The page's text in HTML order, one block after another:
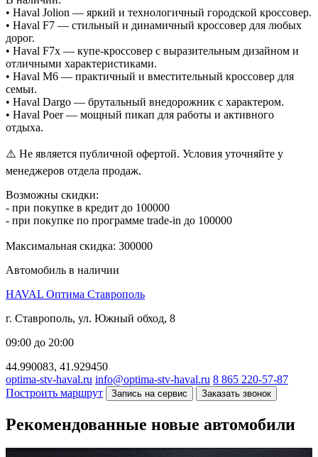
• Haval Jolion — яркий и технологичный городской кроссовер.
• Haval F7 — стильный и динамичный кроссовер для любых
дорог.
• Haval F7x — купе-кроссовер с выразительным дизайном и
отличными характеристиками.
• Haval M6 — практичный и вместительный кроссовер для
семьи.
• Haval Dargo — брутальный внедорожник с характером.
• Haval Poer — мощный пикап для работы и активного
отдыха.
⚠️ Не является публичной офертой. Условия уточняйте у
менеджеров отдела продаж.
Возможны скидки:
- при покупке в кредит до 100000
- при покупке по программе trade-in до 100000
Максимальная скидка: 300000
Автомобиль в наличии
HAVAL Оптима Ставрополь
г. Ставрополь, ул. Южный обход, 8
09:00 до 20:00
44.990083, 41.929450
optima-stv-haval.ru info@optima-stv-haval.ru 8 865 220-57-87
Построить маршрут
Запись на сервис Заказать звонок
Рекомендованные новые автомобили